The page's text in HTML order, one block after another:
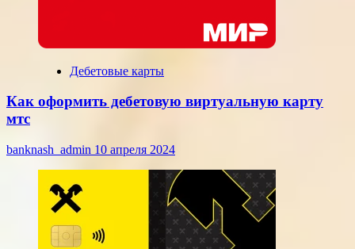
Дебетовые карты
Как оформить дебетовую виртуальную карту
мтс
banknash_admin 10 апреля 2024